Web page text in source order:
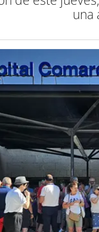
una